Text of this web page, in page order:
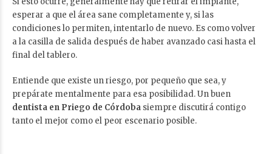
esperar a que el área sane completamente y, si las
condiciones lo permiten, intentarlo de nuevo. Es como volver
a la casilla de salida después de haber avanzado casi hasta el
final del tablero.
Entiende que existe un riesgo, por pequeño que sea, y
prepárate mentalmente para esa posibilidad. Un buen
dentista en Priego de Córdoba siempre discutirá contigo
tanto el mejor como el peor escenario posible.